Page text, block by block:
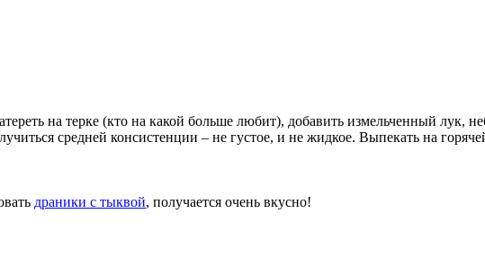
на терке (кто на какой больше любит), добавить измельченный лук,
средней консистенции – не густое, и не жидкое. Выпекать на
драники с тыквой, получается очень вкусно!